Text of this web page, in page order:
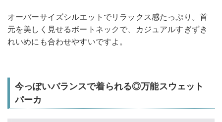
オーバーサイズシルエットでリラックス感たっぷり。首
元を美しく見せるボートネックで、カジュアルすぎずき
れいめにも合わせやすいですよ。
今っぽいバランスで着られる◎万能スウェット
パーカ